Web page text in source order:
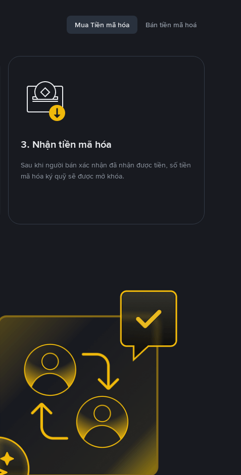
Mua Tiền mã hóa Bán tiền mã hoá
3. Nhận tiền mã hóa
Sau khi người bán xác nhận đã nhận được tiền, số tiền
mã hóa ký quỹ sẽ được mở khóa.